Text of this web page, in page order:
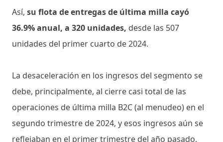
Así, su flota de entregas de última milla cayó
36.9% anual, a 320 unidades, desde las 507
unidades del primer cuarto de 2024.
La desaceleración en los ingresos del segmento se
debe, principalmente, al cierre casi total de las
operaciones de última milla B2C (al menudeo) en el
segundo trimestre de 2024, y esos ingresos aún se
reflejaban en el primer trimestre del año pasado,